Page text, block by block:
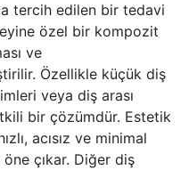
tercih edilen bir tedavi
özel bir kompozit
ve
Özellikle küçük diş
veya diş arası
bir çözümdür. Estetik
acısız ve minimal
çıkar. Diğer diş